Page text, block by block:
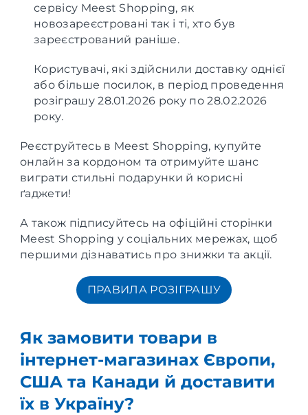
сервісу Meest Shopping, як
новозареєстровані так і ті, хто був
зареєстрований раніше.
Користувачі, які здійснили доставку однієї
або більше посилок, в період проведення
розіграшу 28.01.2026 року по 28.02.2026
року.
Реєструйтесь в Meest Shopping, купуйте
онлайн за кордоном та отримуйте шанс
виграти стильні подарунки й корисні
ґаджети!
А також підписуйтесь на офіційні сторінки
Meest Shopping у соціальних мережах, щоб
першими дізнаватись про знижки та акції.
ПРАВИЛА РОЗІГРАШУ
Як замовити товари в
інтернет-магазинах Європи,
США та Канади й доставити
їх в Україну?